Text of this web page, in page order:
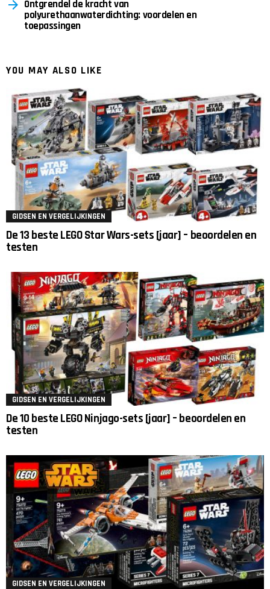
Ontgrendel de kracht van
polyurethaanwaterdichting: voordelen en
toepassingen
YOU MAY ALSO LIKE
GIDSEN EN VERGELIJKINGEN
De 13 beste LEGO Star Wars-sets [jaar] – beoordelen en
testen
GIDSEN EN VERGELIJKINGEN
De 10 beste LEGO Ninjago-sets [jaar] – beoordelen en
testen
GIDSEN EN VERGELIJKINGEN